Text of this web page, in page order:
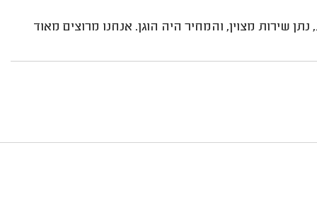
שירות מצוין, והמחיר היה הוגן. אנחנו מרוצים מאוד